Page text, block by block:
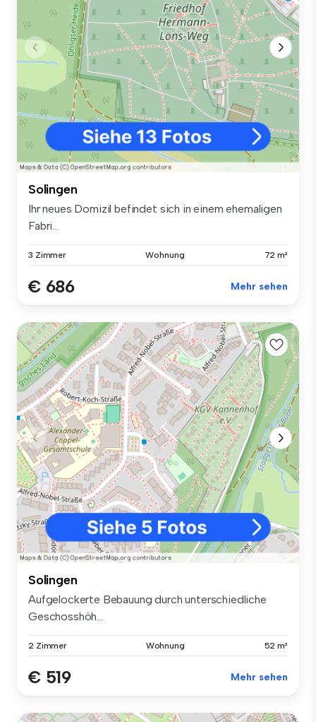
Solingen
Ihr neues Domizil befindet sich in einem ehemaligen
Fabri...
3 Zimmer Wohnung 72 m²
€ 686 Mehr sehen
Solingen
Aufgelockerte Bebauung durch unterschiedliche
Geschosshöh...
2 Zimmer Wohnung 52 m²
€ 519 Mehr sehen